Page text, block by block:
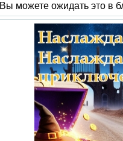
Вы можете ожидать это в